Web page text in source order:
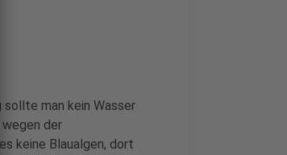
man kein Wasser
wegen der
keine Blaualgen, dort